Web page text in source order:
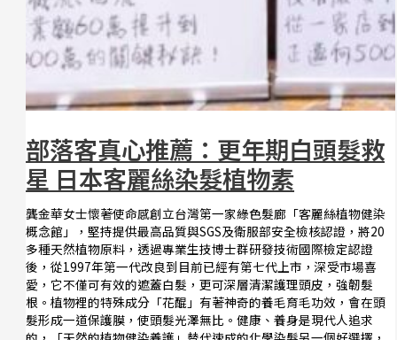
部落客真心推薦：更年期白頭髮救
星 日本客麗絲染髮植物素
龔金華女士懷著使命感創立台灣第一家綠色髮廊「客麗絲植物健染
概念館」，堅持提供最高品質與SGS及衛服部安全檢核認證，將20
多種天然植物原料，透過專業生技博士群研發技術國際檢定認證
後，從1997年第一代改良到目前已經有第七代上市，深受市場喜
愛，它不僅可有效的遮蓋白髮，更可深層清潔護理頭皮，強韌髮
根。植物裡的特殊成分「花醌」有著神奇的養毛育毛功效，會在頭
髮形成一道保護膜，使頭髮光澤無比。健康、養身是現代人追求